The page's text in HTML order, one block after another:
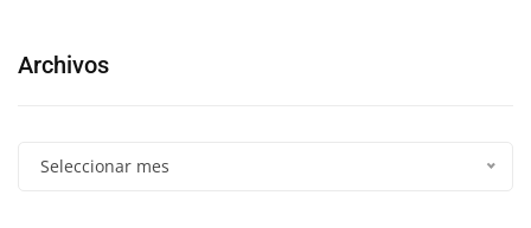
Archivos
Seleccionar mes